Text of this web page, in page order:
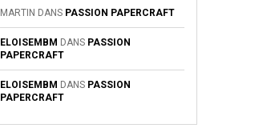
MARTIN DANS PASSION PAPERCRAFT
ELOISEMBM DANS PASSION
PAPERCRAFT
ELOISEMBM DANS PASSION
PAPERCRAFT